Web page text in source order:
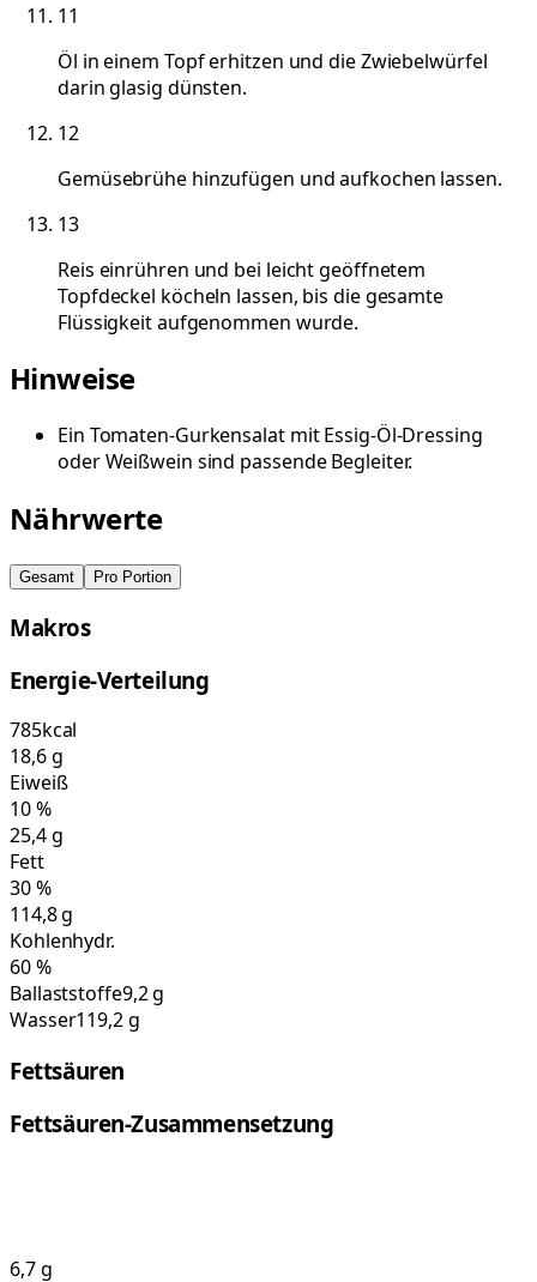
11
Öl in einem Topf erhitzen und die Zwiebelwürfel
darin glasig dünsten.
12
Gemüsebrühe hinzufügen und aufkochen lassen.
13
Reis einrühren und bei leicht geöffnetem
Topfdeckel köcheln lassen, bis die gesamte
Flüssigkeit aufgenommen wurde.
Hinweise
Ein Tomaten-Gurkensalat mit Essig-Öl-Dressing
oder Weißwein sind passende Begleiter.
Nährwerte
Gesamt Pro Portion
Makros
Energie-Verteilung
785kcal
18,6g
Eiweiß
10%
25,4g
Fett
30%
114,8g
Kohlenhydr.
60%
Ballaststoffe9,2 g
Wasser119,2 g
Fettsäuren
Fettsäuren-Zusammensetzung
6,7g